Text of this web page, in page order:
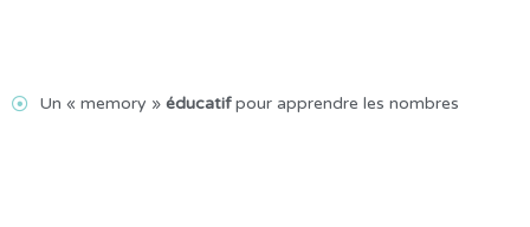
Un « memory »éducatifpour apprendre les nombres